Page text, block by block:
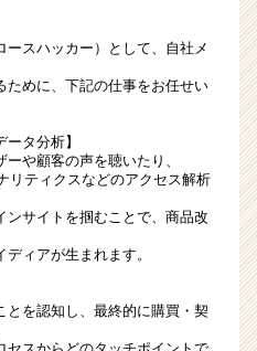
スハッカー）として、自社メ
ために、下記の仕事をお任せい
タ分析】
や顧客の声を聴いたり、
リティクスなどのアクセス解析
ンサイトを掴むことで、商品改
ィアが生まれます。
とを認知し、最終的に購買・契